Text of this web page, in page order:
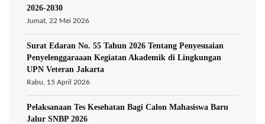
2026-2030
Jumat, 22 Mei 2026
Surat Edaran No. 55 Tahun 2026 Tentang Penyesuaian
Penyelenggaraaan Kegiatan Akademik di Lingkungan
UPN Veteran Jakarta
Rabu, 15 April 2026
Pelaksanaan Tes Kesehatan Bagi Calon Mahasiswa Baru
Jalur SNBP 2026